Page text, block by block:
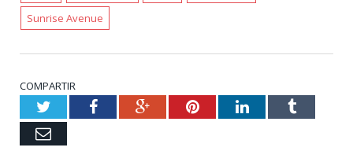
Sunrise Avenue
COMPARTIR
TwitterFacebookGoogle+PinterestLinkedInTumblr
Email